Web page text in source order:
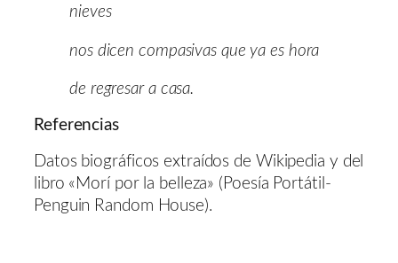
nieves
nos dicen compasivas que ya es hora
de regresar a casa.
Referencias
Datos biográficos extraídos de Wikipedia y del
libro «Morí por la belleza» (Poesía Portátil-
Penguin Random House).